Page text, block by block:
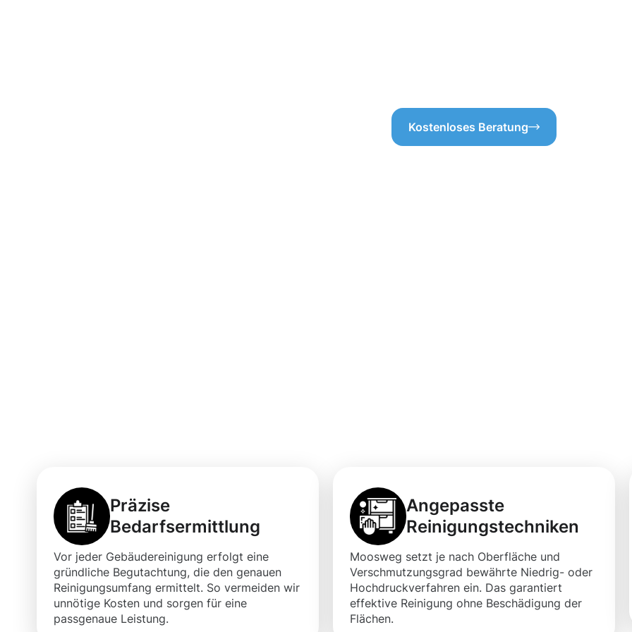
Kostenloses Beratung
Präzise
Bedarfsermittlung
Vor jeder Gebäudereinigung erfolgt eine
gründliche Begutachtung, die den genauen
Reinigungsumfang ermittelt. So vermeiden wir
unnötige Kosten und sorgen für eine
passgenaue Leistung.
Angepasste
Reinigungstechniken
Moosweg setzt je nach Oberfläche und
Verschmutzungsgrad bewährte Niedrig- oder
Hochdruckverfahren ein. Das garantiert
effektive Reinigung ohne Beschädigung der
Flächen.